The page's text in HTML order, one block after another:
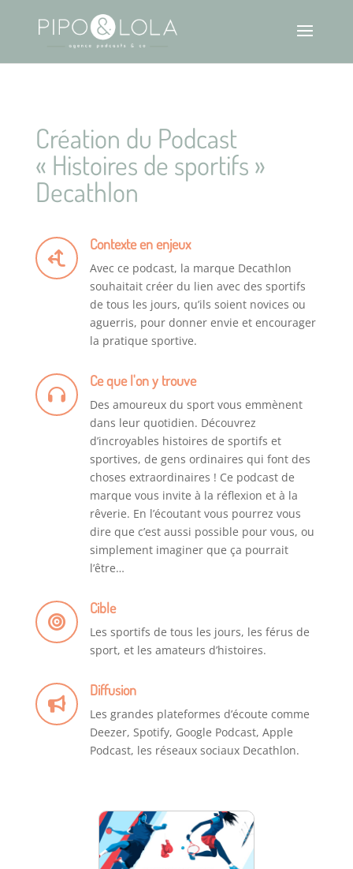
Création du Podcast
« Histoires de sportifs »
Decathlon
Contexte en enjeux
Avec ce podcast, la marque Decathlon
souhaitait créer du lien avec des sportifs
de tous les jours, qu’ils soient novices ou
aguerris, pour donner envie et encourager
la pratique sportive.
Ce que l'on y trouve
Des amoureux du sport vous emmènent
dans leur quotidien. Découvrez
d’incroyables histoires de sportifs et
sportives, de gens ordinaires qui font des
choses extraordinaires ! Ce podcast de
marque vous invite à la réflexion et à la
rêverie. En l’écoutant vous pourrez vous
dire que c’est aussi possible pour vous, ou
simplement imaginer que ça pourrait
l’être…
Cible
Les sportifs de tous les jours, les férus de
sport, et les amateurs d’histoires.
Diffusion
Les grandes plateformes d’écoute comme
Deezer, Spotify, Google Podcast, Apple
Podcast, les réseaux sociaux Decathlon.